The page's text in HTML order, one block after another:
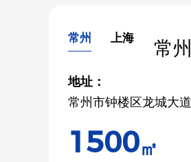
常州 上海 常
地址：
常州市钟楼区龙城大
1500㎡